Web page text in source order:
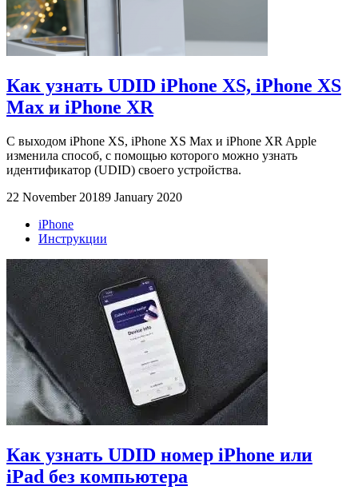
Как узнать UDID iPhone XS, iPhone XS
Max и iPhone XR
С выходом iPhone XS, iPhone XS Max и iPhone XR Apple
изменила способ, с помощью которого можно узнать
идентификатор (UDID) своего устройства.
22 November 20189 January 2020
iPhone
Инструкции
Как узнать UDID номер iPhone или
iPad без компьютера